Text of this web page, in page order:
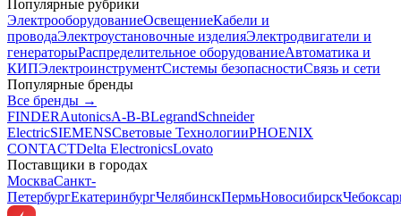
Популярные рубрики
ЭлектрооборудованиеОсвещениеКабели и
проводаЭлектроустановочные изделияЭлектродвигатели и
генераторыРаспределительное оборудованиеАвтоматика и
КИПЭлектроинструментСистемы безопасностиСвязь и сети
Популярные бренды
Все бренды →
FINDERAutonicsA-B-BLegrandSchneider
ElectricSIEMENSСветовые ТехнологииPHOENIX
CONTACTDelta ElectronicsLovato
Поставщики в городах
МоскваСанкт-
ПетербургЕкатеринбургЧелябинскПермьНовосибирск